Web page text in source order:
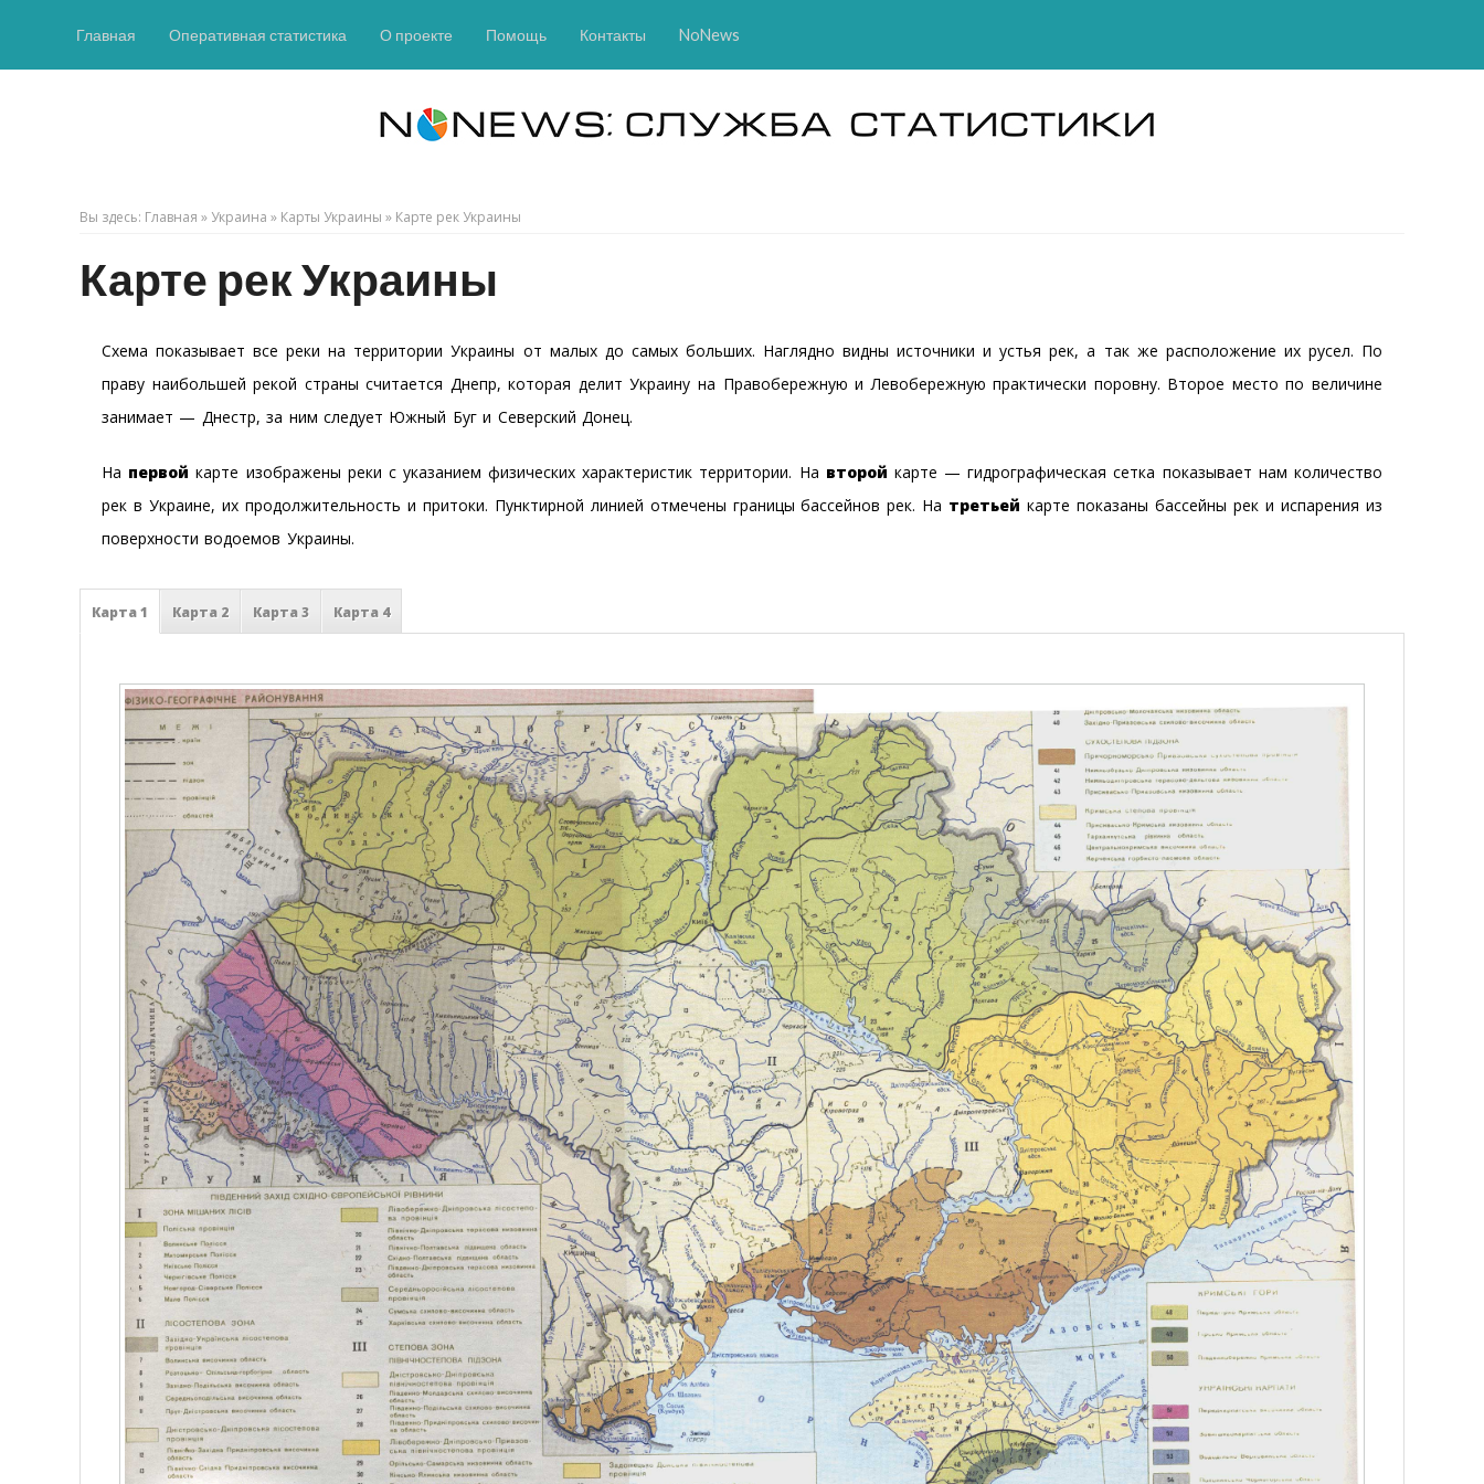
Главная Оперативная статистика О проекте Помощь Контакты NoNews
Вы здесь: Главная » Украина » Карты Украины » Карте рек Украины
Карте рек Украины
Схема показывает все реки на территории Украины от малых до самых больших. Наглядно видны источники и устья рек, а так же расположение их русел. По
праву наибольшей рекой страны считается Днепр, которая делит Украину на Правобережную и Левобережную практически поровну. Второе место по величине
занимает — Днестр, за ним следует Южный Буг и Северский Донец.
На первой карте изображены реки с указанием физических характеристик территории. На второй карте — гидрографическая сетка показывает нам количество
рек в Украине, их продолжительность и притоки. Пунктирной линией отмечены границы бассейнов рек. На третьей карте показаны бассейны рек и испарения из
поверхности водоемов Украины.
Карта 1 Карта 2 Карта 3 Карта 4